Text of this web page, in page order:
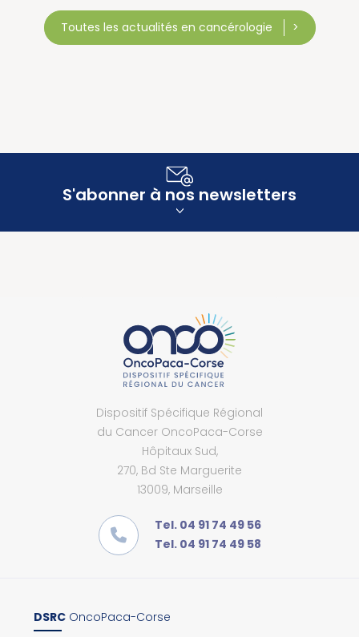
Toutes les actualités en cancérologie
S'abonner à nos newsletters
Dispositif Spécifique Régional
du Cancer OncoPaca-Corse
Hôpitaux Sud,
270, Bd Ste Marguerite
13009, Marseille
Tel. 04 91 74 49 56
Tel. 04 91 74 49 58
DSRC OncoPaca-Corse